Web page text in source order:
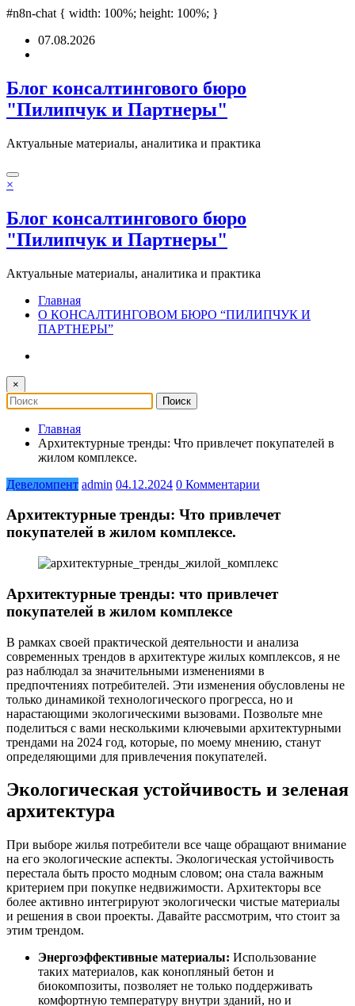
pusulabetdeneme bonusuPadişahbetonline casinos
#n8n-chat { width: 100%; height: 100%; }
Перейти07.08.2026
Блог консалтингового бюро
"Пилипчук и Партнеры"
Актуальные материалы, аналитика и практика
×
Блог консалтингового бюро
"Пилипчук и Партнеры"
Актуальные материалы, аналитика и практика
Главная
О КОНСАЛТИНГОВОМ БЮРО “ПИЛИПЧУК И
ПАРТНЕРЫ”
×
Главная
Архитектурные тренды: Что привлечет покупателей в
жилом комплексе.
Девеломпент admin 04.12.2024 0 Комментарии
Архитектурные тренды: Что привлечет
покупателей в жилом комплексе.
Архитектурные тренды: что привлечет
покупателей в жилом комплексе
В рамках своей практической деятельности и анализа
современных трендов в архитектуре жилых комплексов, я не
раз наблюдал за значительными изменениями в
предпочтениях потребителей. Эти изменения обусловлены не
только динамикой технологического прогресса, но и
нарастающими экологическими вызовами. Позвольте мне
поделиться с вами несколькими ключевыми архитектурными
трендами на 2024 год, которые, по моему мнению, станут
определяющими для привлечения покупателей.
Экологическая устойчивость и зеленая
архитектура
При выборе жилья потребители все чаще обращают внимание
на его экологические аспекты. Экологическая устойчивость
перестала быть просто модным словом; она стала важным
критерием при покупке недвижимости. Архитекторы все
более активно интегрируют экологически чистые материалы
и решения в свои проекты. Давайте рассмотрим, что стоит за
этим трендом.
Энергоэффективные материалы: Использование
таких материалов, как конопляный бетон и
биокомпозиты, позволяет не только поддерживать
комфортную температуру внутри зданий, но и